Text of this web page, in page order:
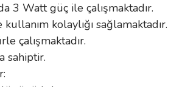
3 Watt güç ile çalışmaktadır.
kolaylığı sağlamaktadır.
çalışmaktadır.
sahiptir.